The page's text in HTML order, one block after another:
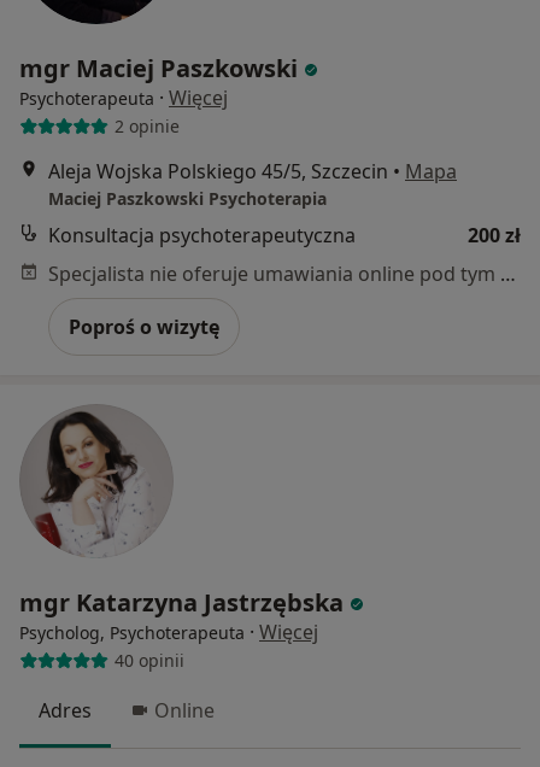
mgr Maciej Paszkowski
Psychoterapeuta · Więcej
2 opinie
Aleja Wojska Polskiego 45/5, Szczecin • Mapa
Maciej Paszkowski Psychoterapia
Konsultacja psychoterapeutyczna
200 zł
Specjalista nie oferuje umawiania online pod tym adresem.
Poproś o wizytę
mgr Katarzyna Jastrzębska
Psycholog, Psychoterapeuta · Więcej
40 opinii
Adres Online